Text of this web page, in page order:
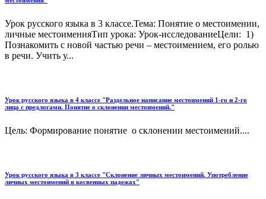
Урок русского языка в 3 классе.Тема: Понятие о местоимении,
личные местоименияТип урока: Урок-исследованиеЦели: 1)
Познакомить с новой частью речи – местоимением, его ролью
в речи. Учить у...
Урок русского языка в 4 классе "Раздельное написание местоимений 1-го и 2-го
лица с предлогами. Понятие о склонении местоимений."
Цель: Формирование понятие о склонении местоимений....
Урок русского языка в 3 классе "Склонение личных местоимений. Употребление
личных местоимений в косвенных падежах"